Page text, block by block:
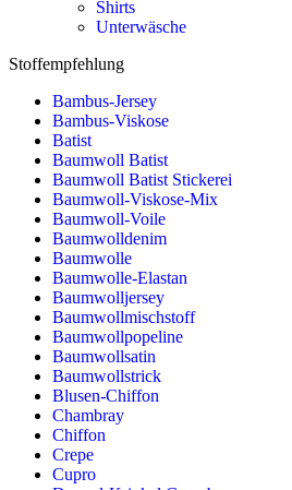
Shirts
Unterwäsche
Stoffempfehlung
Bambus-Jersey
Bambus-Viskose
Batist
Baumwoll Batist
Baumwoll Batist Stickerei
Baumwoll-Viskose-Mix
Baumwoll-Voile
Baumwolldenim
Baumwolle
Baumwolle-Elastan
Baumwolljersey
Baumwollmischstoff
Baumwollpopeline
Baumwollsatin
Baumwollstrick
Blusen-Chiffon
Chambray
Chiffon
Crepe
Cupro